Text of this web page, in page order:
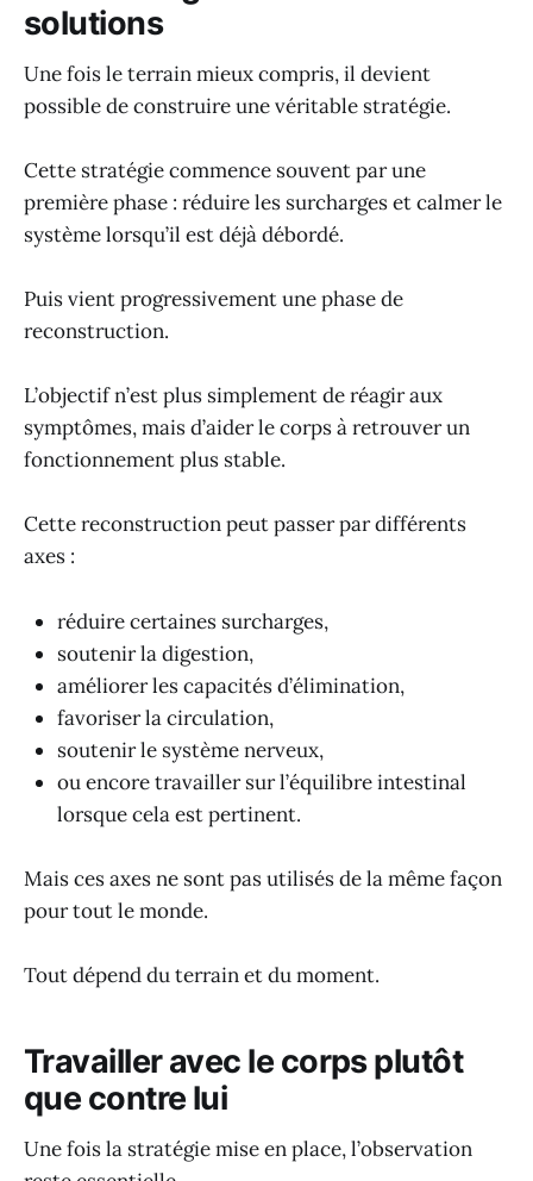
solutions
Une fois le terrain mieux compris, il devient
possible de construire une véritable stratégie.
Cette stratégie commence souvent par une
première phase : réduire les surcharges et calmer le
système lorsqu’il est déjà débordé.
Puis vient progressivement une phase de
reconstruction.
L’objectif n’est plus simplement de réagir aux
symptômes, mais d’aider le corps à retrouver un
fonctionnement plus stable.
Cette reconstruction peut passer par différents
axes :
réduire certaines surcharges,
soutenir la digestion,
améliorer les capacités d’élimination,
favoriser la circulation,
soutenir le système nerveux,
ou encore travailler sur l’équilibre intestinal
lorsque cela est pertinent.
Mais ces axes ne sont pas utilisés de la même façon
pour tout le monde.
Tout dépend du terrain et du moment.
Travailler avec le corps plutôt
que contre lui
Une fois la stratégie mise en place, l’observation